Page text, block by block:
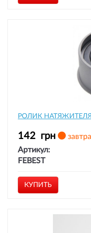
РОЛИК НАТЯЖИТЕЛЯ
142 грн
завтра
Артикул:
FEBEST
КУПИТЬ